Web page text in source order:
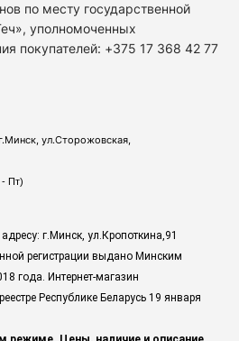
по месту государственной
уполномоченных
покупателей: +375 17 368 42 77
ул.Сторожовская,
- Пт)
г.Минск, ул.Кропоткина,91
регистрации выдано Минским
года. Интернет-магазин
Республике Беларусь 19 января